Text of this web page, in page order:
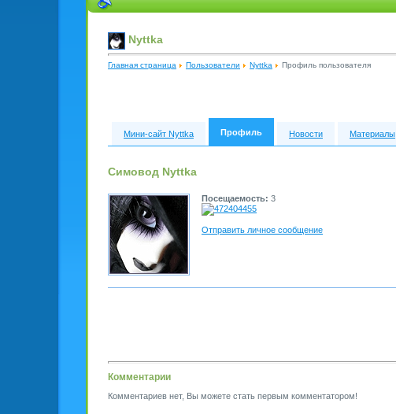
Nyttka
Главная страница Пользователи Nyttka Профиль пользователя
Мини-сайт Nyttka Профиль Новости Материалы
Симовод Nyttka
Посещаемость: 3
472404455
Отправить личное сообщение
Комментарии
Комментариев нет, Вы можете стать первым комментатором!